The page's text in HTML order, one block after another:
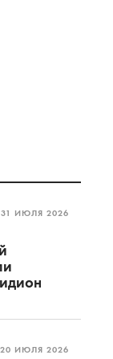
31 ИЮЛЯ 2026
20 ИЮЛЯ 2026